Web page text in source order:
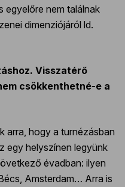
egyelőre nem találnak
dimenziójáról ld.
Visszatérő
csökkenthetné-e a
arra, hogy a turnézásban
egy helyszínen legyünk
évadban: ilyen
Amsterdam… Arra is